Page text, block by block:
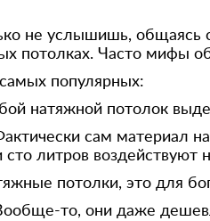
не услышишь, общаясь
потолках. Часто мифы
популярных:
натяжной потолок
сам материал
сто литров воздействуют
потолки, это для
то, они даже